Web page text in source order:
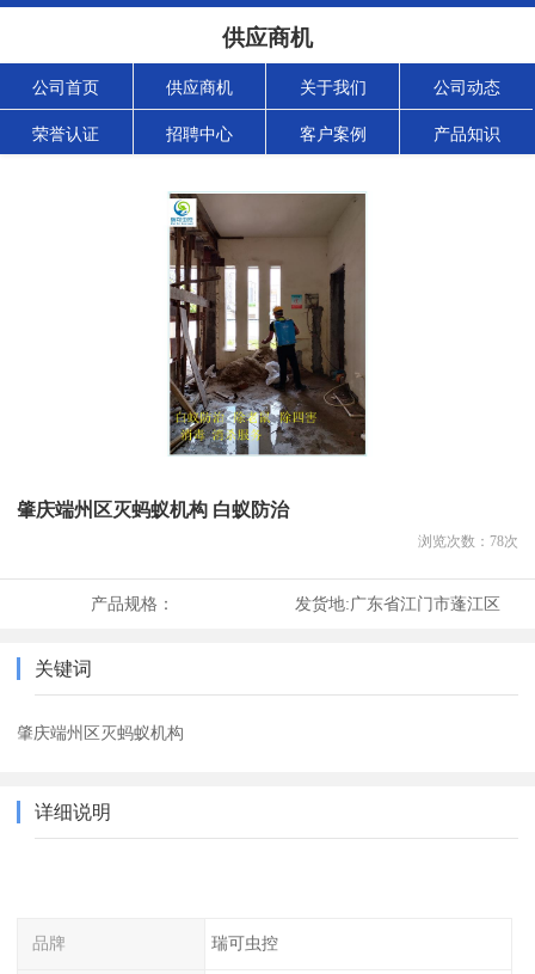
供应商机
公司首页 供应商机 关于我们 公司动态
荣誉认证 招聘中心 客户案例 产品知识
肇庆端州区灭蚂蚁机构 白蚁防治
浏览次数： 78次
产品规格： 发货地:广东省江门市蓬江区
关键词
肇庆端州区灭蚂蚁机构
详细说明
品牌 瑞可虫控